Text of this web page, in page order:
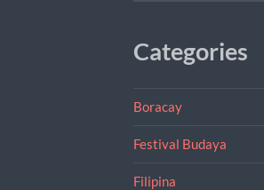
Categories
Boracay
Festival Budaya
Filipina